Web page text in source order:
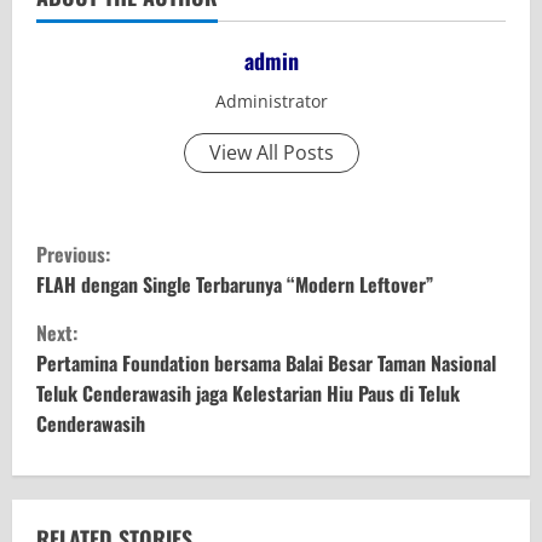
admin
Administrator
View All Posts
C
o
n
t
i
n
Previous:
FLAH dengan Single Terbarunya “Modern Leftover”
Next:
Pertamina Foundation bersama Balai Besar Taman Nasional
Teluk Cenderawasih jaga Kelestarian Hiu Paus di Teluk
Cenderawasih